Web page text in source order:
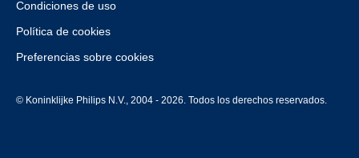
Condiciones de uso
Política de cookies
Preferencias sobre cookies
© Koninklijke Philips N.V., 2004 - 2026. Todos los derechos reservados.